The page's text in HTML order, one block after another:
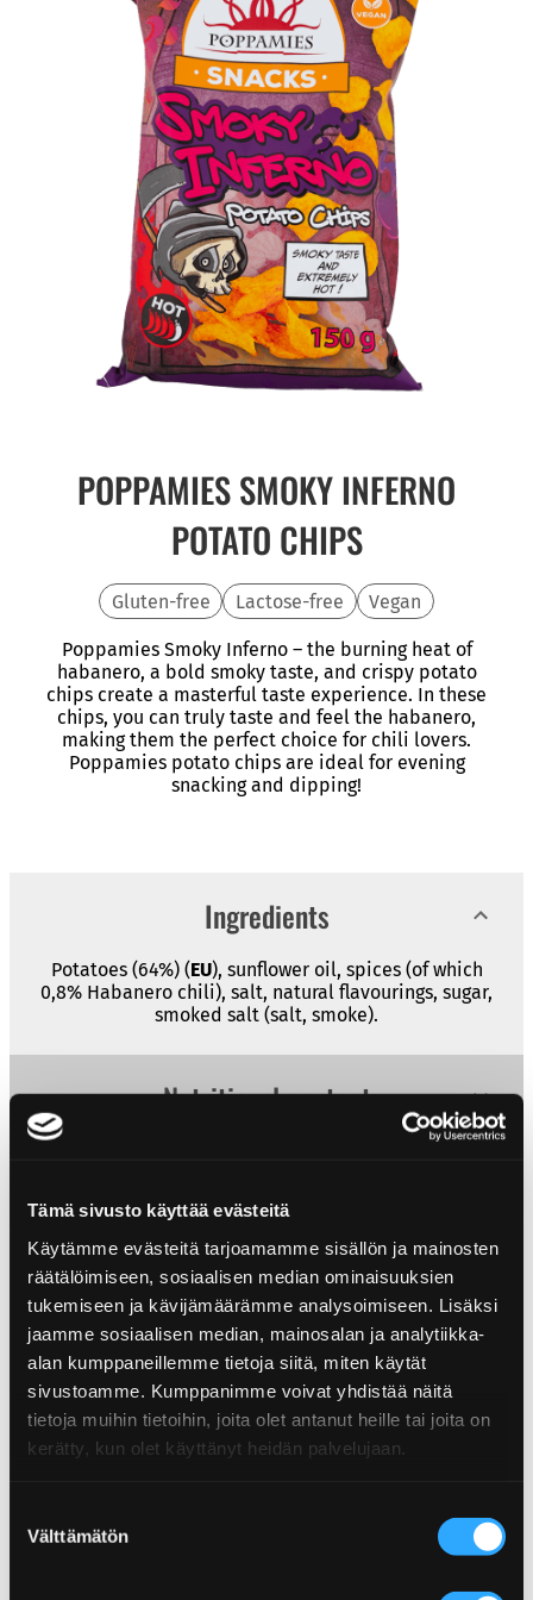
Tämä sivusto käyttää evästeitä
Käytämme evästeitä tarjoamamme sisällön ja mainosten
räätälöimiseen, sosiaalisen median ominaisuuksien
tukemiseen ja kävijämäärämme analysoimiseen. Lisäksi
jaamme sosiaalisen median, mainosalan ja analytiikka-
alan kumppaneillemme tietoja siitä, miten käytät
sivustoamme. Kumppanimme voivat yhdistää näitä
tietoja muihin tietoihin, joita olet antanut heille tai joita on
kerätty, kun olet käyttänyt heidän palvelujaan.
valinta
Välttämätön
POPPAMIES SMOKY INFERNO
POTATO CHIPS
Gluten-free Lactose-free Vegan
Poppamies Smoky Inferno – the burning heat of
habanero, a bold smoky taste, and crispy potato
chips create a masterful taste experience. In these
chips, you can truly taste and feel the habanero,
making them the perfect choice for chili lovers.
Poppamies potato chips are ideal for evening
snacking and dipping!
Ingredients
Potatoes (64%) (EU), sunflower oil, spices (of which
0,8% Habanero chili), salt, natural flavourings, sugar,
smoked salt (salt, smoke).
Nutritional content
Energy
2154 kJ / 514 kcal
Fat
29
Saturated fat
2,4
Carbohydrates
55
Sugar
3,4
Protein
6,2
Size: 150 g
Hotness: Hot
EAN: 6430078921909